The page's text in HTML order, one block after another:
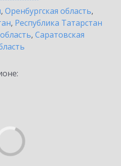
, Оренбургская область,
, Республика Татарстан
, Саратовская